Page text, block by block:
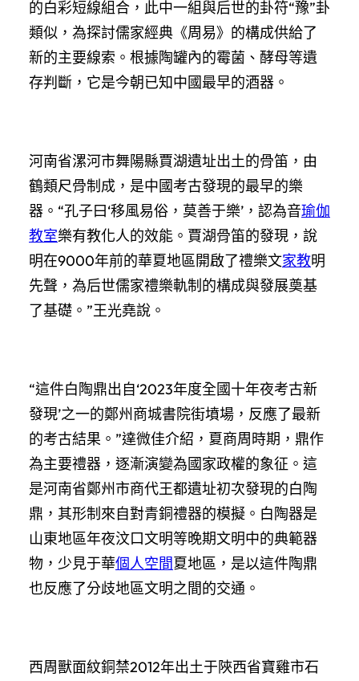
的白彩短線組合，此中一組與后世的卦符“豫”卦
類似，為探討儒家經典《周易》的構成供給了
新的主要線索。根據陶罐內的霉菌、酵母等遺
存判斷，它是今朝已知中國最早的酒器。
河南省漯河市舞陽縣賈湖遺址出土的骨笛，由
鶴類尺骨制成，是中國考古發現的最早的樂
器。“孔子曰‘移風易俗，莫善于樂’，認為音瑜伽
教室樂有教化人的效能。賈湖骨笛的發現，說
明在9000年前的華夏地區開啟了禮樂文家教明
先聲，為后世儒家禮樂軌制的構成與發展奠基
了基礎。”王光堯說。
“這件白陶鼎出自‘2023年度全國十年夜考古新
發現’之一的鄭州商城書院街墳場，反應了最新
的考古結果。”達微佳介紹，夏商周時期，鼎作
為主要禮器，逐漸演變為國家政權的象征。這
是河南省鄭州市商代王都遺址初次發現的白陶
鼎，其形制來自對青銅禮器的模擬。白陶器是
山東地區年夜汶口文明等晚期文明中的典範器
物，少見于華個人空間夏地區，是以這件陶鼎
也反應了分歧地區文明之間的交通。
西周獸面紋銅禁2012年出土于陜西省寶雞市石